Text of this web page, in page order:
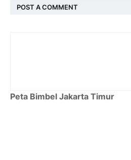
POST A COMMENT
Peta Bimbel Jakarta Timur